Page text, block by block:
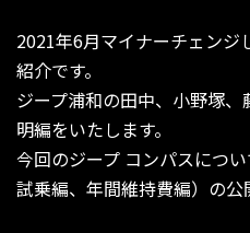
2021年6月マイナーチェンジ
紹介です。
ジープ浦和の田中、小野塚
明編をいたします。
今回のジープ コンパスにつ
試乗編、年間維持費編）の公